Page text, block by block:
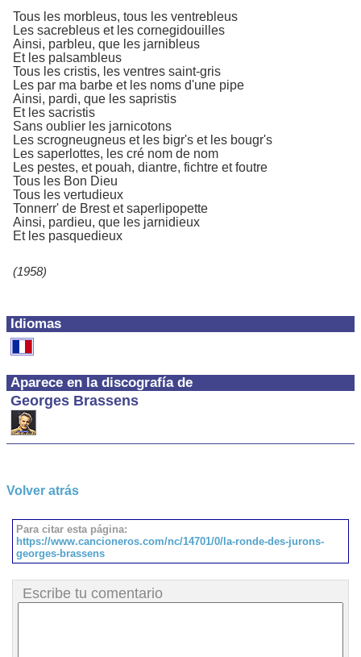
Idiomas
Aparece en la discografía de
Georges Brassens
Tous les morbleus, tous les ventrebleus
Les sacrebleus et les cornegidouilles
Ainsi, parbleu, que les jarnibleus
Et les palsambleus
Tous les cristis, les ventres saint-gris
Les par ma barbe et les noms d'une pipe
Ainsi, pardi, que les sapristis
Et les sacristis
Sans oublier les jarnicotons
Les scrogneugneus et les bigr's et les bougr's
Les saperlottes, les cré nom de nom
Les pestes, et pouah, diantre, fichtre et foutre
Tous les Bon Dieu
Tous les vertudieux
Tonnerr' de Brest et saperlipopette
Ainsi, pardieu, que les jarnidieux
Et les pasquedieux
(1958)
Volver atrás
Para citar esta página:
https://www.cancioneros.com/nc/14701/0/la-ronde-des-jurons-
georges-brassens
Escribe tu comentario